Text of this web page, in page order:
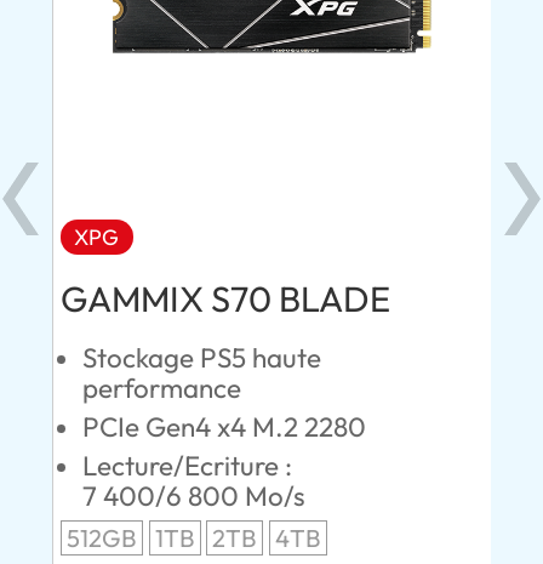
XPG
GAMMIX S70 BLADE
Stockage PS5 haute
performance
PCIe Gen4 x4 M.2 2280
Lecture/Ecriture :
7 400/6 800 Mo/s
512GB 1TB 2TB 4TB